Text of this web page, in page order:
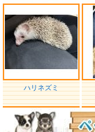
ハリネズミ